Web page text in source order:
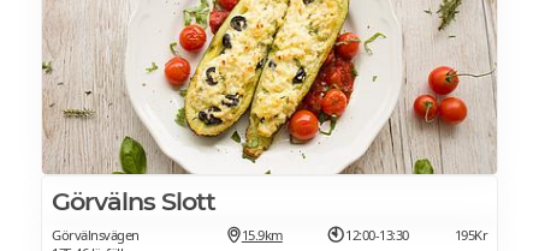
Görvälns Slott
Görvälnsvägen
15.9km 12:00-13:30 195Kr